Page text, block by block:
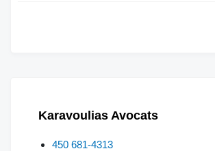
Karavoulias Avocats
450 681-4313